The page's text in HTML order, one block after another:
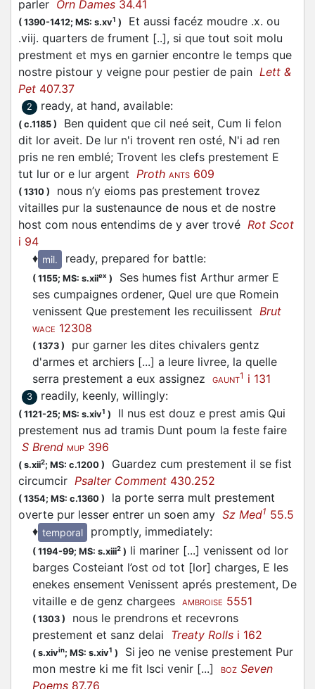
parler Orn Dames 34.41
( 1390-1412; MS: s.xv1 )
Et aussi facéz moudre .x. ou
.viij. quarters de frument [..], si que tout soit molu
prestment et mys en garnier encontre le temps que
nostre pistour y veigne pour pestier de pain Lett &
Pet 407.37
2 ready, at hand, available:
( c.1185 )
Ben quident que cil neé seit, Cum li felon
dit lor aveit. De lur n'i trovent ren osté, N'i ad ren
pris ne ren emblé; Trovent les clefs prestement E
tut lur or e lur argent Proth ANTS 609
( 1310 )
nous n’y eioms pas prestement trovez
vitailles pur la sustenaunce de nous et de nostre
host com nous entendims de y aver trové Rot Scot
i 94
♦ mil. ready, prepared for battle:
( 1155; MS: s.xiiex )
Ses humes fist Arthur armer E
ses cumpaignes ordener, Quel ure que Romein
venissent Que prestement les recuilissent Brut
WACE 12308
( 1373 )
pur garner les dites chivalers gentz
d'armes et archiers [...] a leure livree, la quelle
serra prestement a eux assignez
GAUNT1 i 131
3 readily, keenly, willingly:
( 1121-25; MS: s.xiv1 )
Il nus est douz e prest amis Qui
prestement nus ad tramis Dunt poum la feste faire
S Brend MUP 396
( s.xii2; MS: c.1200 )
Guardez cum prestement il se fist
circumcir Psalter Comment 430.252
( 1354; MS: c.1360 )
la porte serra mult prestement
overte pur lesser entrer un soen amy Sz Med1 55.5
♦ temporal promptly, immediately:
( 1194-99; MS: s.xiii2 ) li mariner [...] venissent od lor
barges Costeiant l’ost od tot [lor] charges, E les
enekes ensement Venissent aprés prestement, De
vitaille e de genz chargees
AMBROISE 5551
( 1303 )
nous le prendrons et recevrons
prestement et sanz delai Treaty Rolls i 162
( s.xivin; MS: s.xiv1 )
Si jeo ne venise prestement Pur
mon mestre ki me fit Isci venir [...]
BOZ Seven
Poems 87.76